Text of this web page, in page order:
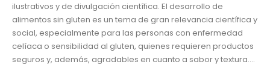
ilustrativos y de divulgación científica. El desarrollo de
alimentos sin gluten es un tema de gran relevancia científica y
social, especialmente para las personas con enfermedad
celíaca o sensibilidad al gluten, quienes requieren productos
seguros y, además, agradables en cuanto a sabor y textura....